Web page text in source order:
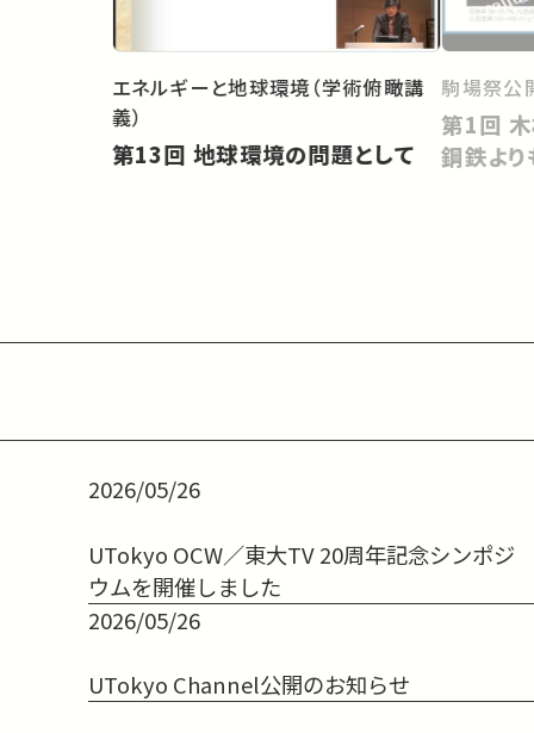
エネルギーと地球環境（学術俯瞰講
義）
第13回 地球環境の問題として
駒場祭公
第1回 木材のナノテクノロジー：
鋼鉄よ
2026/05/26
UTokyo OCW／東大TV 20周年記念シンポジ
ウムを開催しました
2026/05/26
UTokyo Channel公開のお知らせ